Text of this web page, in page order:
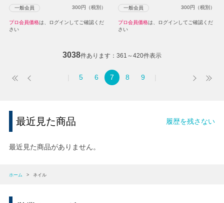
一般会員 300円（税別）
プロ会員価格は、ログインしてご確認くだ
さい
一般会員 300円（税別）
プロ会員価格は、ログインしてご確認くだ
さい
3038件あります 361～420件表示
5 6 7 8 9
最近見た商品 履歴を残さない
最近見た商品がありません。
ホーム > ネイル